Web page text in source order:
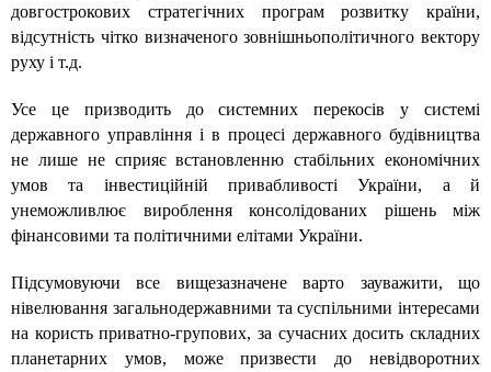
довгострокових стратегічних програм розвитку країни,
відсутність чітко визначеного зовнішньополітичного вектору
руху і т.д.
Усе це призводить до системних перекосів у системі
державного управління і в процесі державного будівництва
не лише не сприяє встановленню стабільних економічних
умов та інвестиційній привабливості України, а й
унеможливлює вироблення консолідованих рішень між
фінансовими та політичними елітами України.
Підсумовуючи все вищезазначене варто зауважити, що
нівелювання загальнодержавними та суспільними інтересами
на користь приватно-групових, за сучасних досить складних
планетарних умов, може призвести до невідворотних